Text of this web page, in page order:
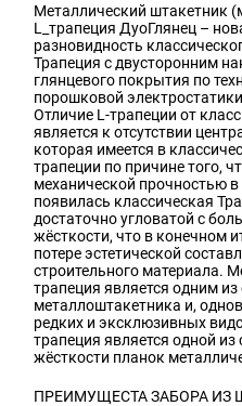
Металлический штакетник
L_трапеция ДуоГлянец –
разновидность
Трапеция с двусторонним
глянцевого покрытия по
порошковой
Отличие L-трапеции от
является к отсутствии
которая имеется в
трапеции по причине того,
механической прочностью
появилась классическая
достаточно угловатой с
жёсткости, что в конечном
потере эстетической
строительного материала.
трапеция является одним
металлоштакетника и,
редких и эксклюзивных
трапеция является одной
жёсткости планок
ПРЕИМУЩЕСТА ЗАБОРА ИЗ